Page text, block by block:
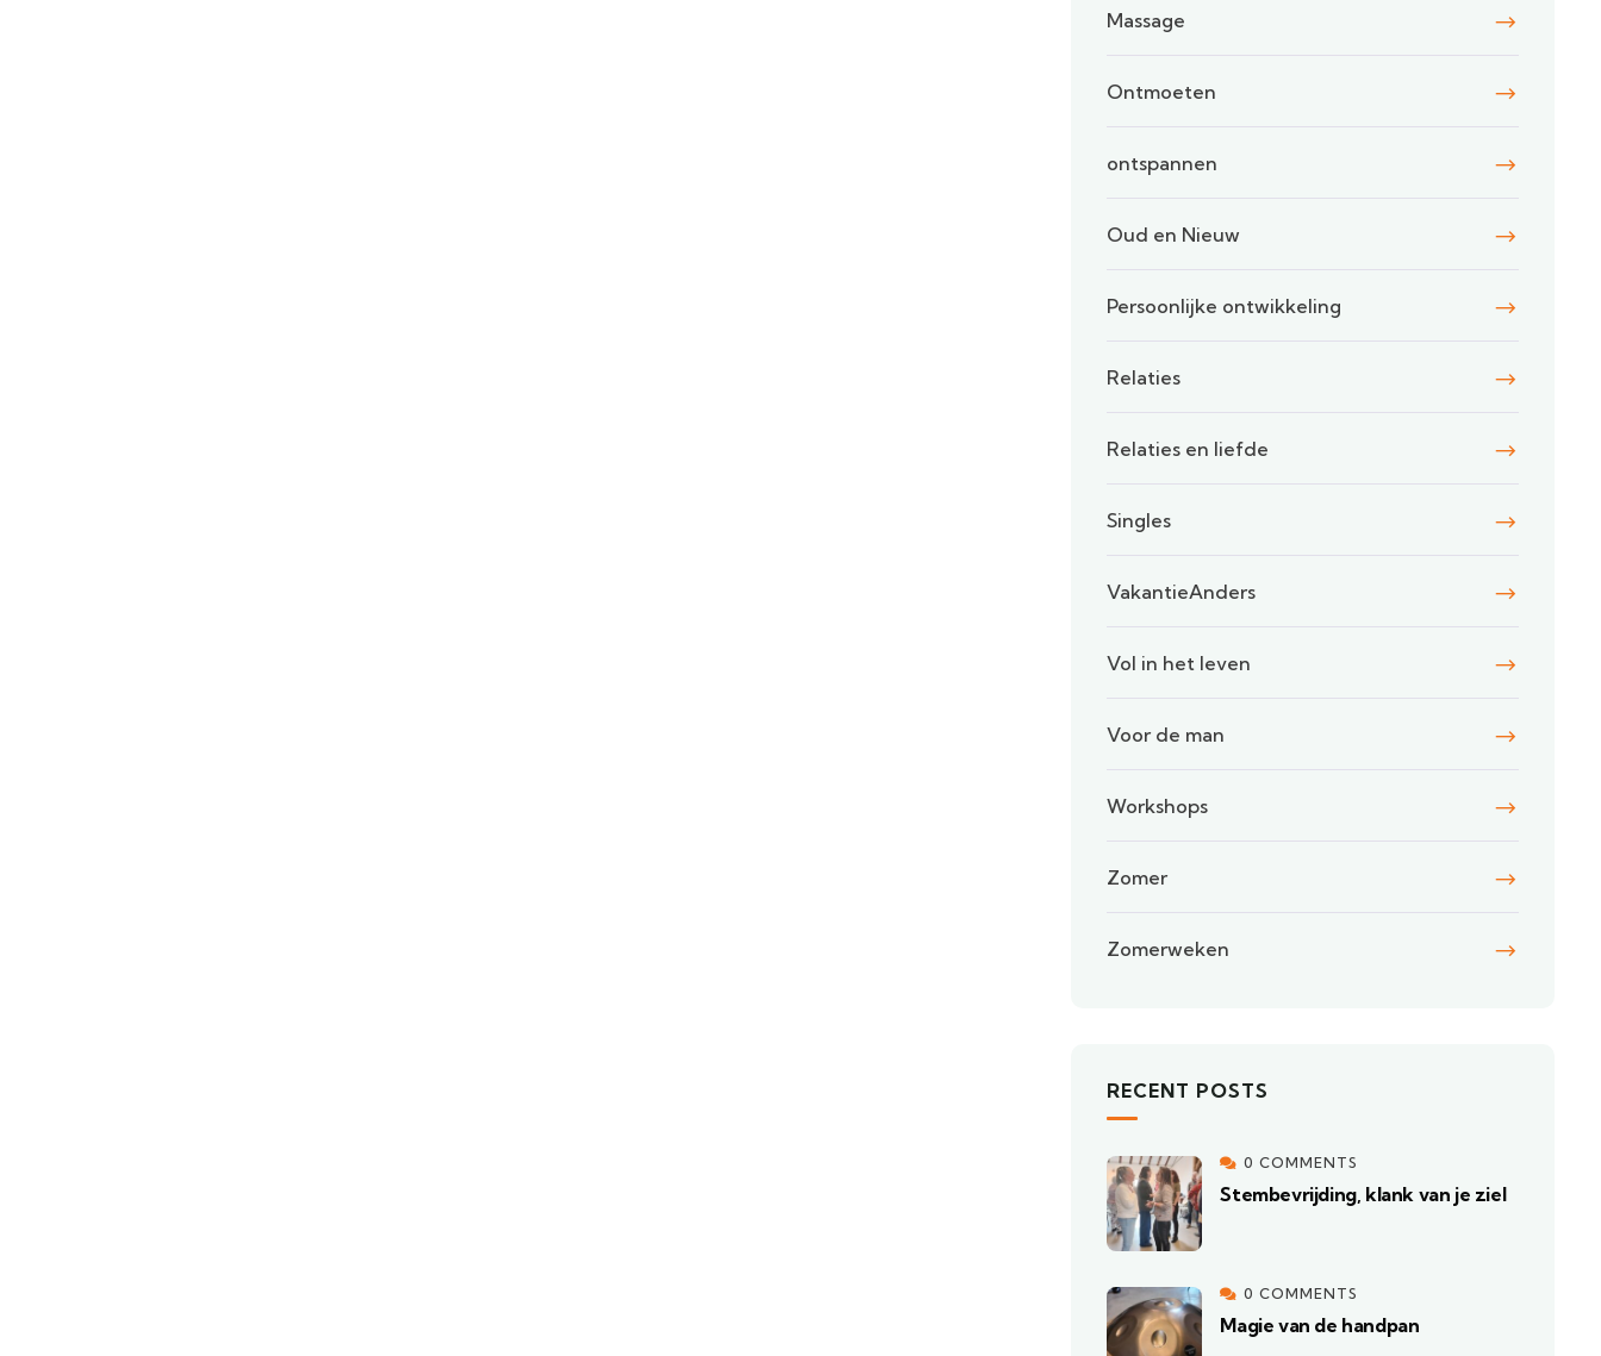
Massage
Ontmoeten
ontspannen
Oud en Nieuw
Persoonlijke ontwikkeling
Relaties
Relaties en liefde
Singles
VakantieAnders
Vol in het leven
Voor de man
Workshops
Zomer
Zomerweken
RECENT POSTS
0 COMMENTS
Stembevrijding, klank van je ziel
0 COMMENTS
Magie van de handpan